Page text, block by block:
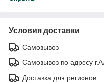
Условия доставки
Самовывоз
Самовывоз по адресу
Доставка для регионов